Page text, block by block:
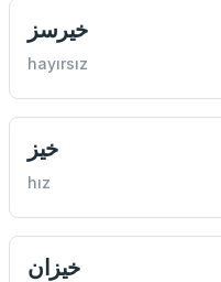
خيرسز
hayırsız
خيز
hız
خيزان